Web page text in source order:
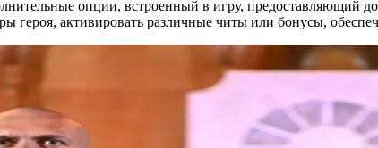
опции, встроенный в игру, предоставляющий
героя, активировать различные читы или бонусы,